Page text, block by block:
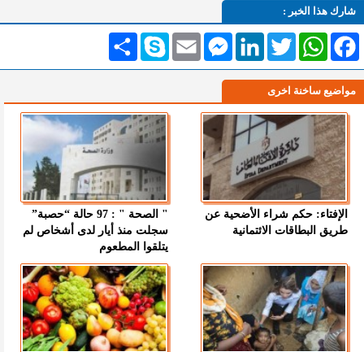
شارك هذا الخبر :
انشر Skype Email
MessengerLinkedInTwitterWhatsAppFacebook
مواضيع ساخنة اخرى
الإفتاء: حكم شراء الأضحية عن
طريق البطاقات الائتمانية
" الصحة " : 97 حالة “حصبة”
سجلت منذ أيار لدى أشخاص لم
يتلقوا المطعوم